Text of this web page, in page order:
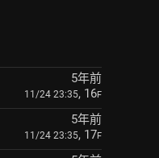
5年前
11/24 23:35, 16F
5年前
11/24 23:35, 17F